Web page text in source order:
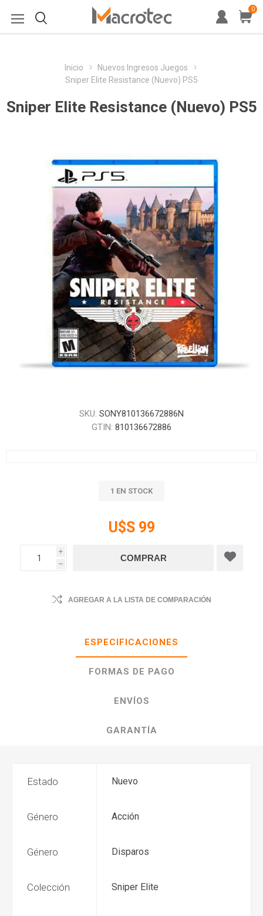
0
Inicio
Nuevos Ingresos Juegos
Sniper Elite Resistance (Nuevo) PS5
Sniper Elite Resistance (Nuevo) PS5
SKU: SONY810136672886N
GTIN: 810136672886
1 EN STOCK
U$S 99
i
h
AGREGAR A LA LISTA DE COMPARACIÓN
ESPECIFICACIONES
FORMAS DE PAGO
ENVÍOS
GARANTÍA
Estado Nuevo
Género Acción
Género Disparos
Colección Sniper Elite